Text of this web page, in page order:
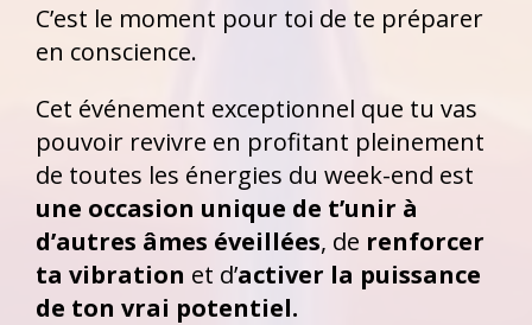
C’est le moment pour toi de te préparer
en conscience.
Cet événement exceptionnel que tu vas
pouvoir revivre en profitant pleinement
de toutes les énergies du week-end est
une occasion unique de t’unir à
d’autres âmes éveillées, de renforcer
ta vibration et d’activer la puissance
de ton vrai potentiel.